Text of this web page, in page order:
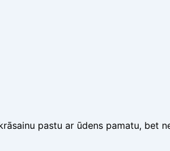
pastu ar ūdens pamatu, bet